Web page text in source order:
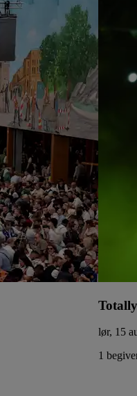
lør, 15
1